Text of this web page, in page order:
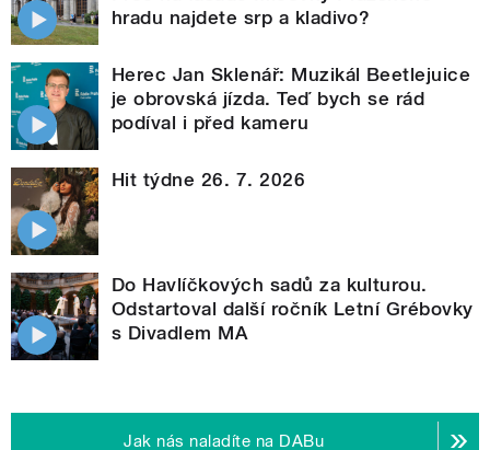
hradu najdete srp a kladivo?
Herec Jan Sklenář: Muzikál Beetlejuice
je obrovská jízda. Teď bych se rád
podíval i před kameru
Hit týdne 26. 7. 2026
Do Havlíčkových sadů za kulturou.
Odstartoval další ročník Letní Grébovky
s Divadlem MA
Jak nás naladíte na DABu